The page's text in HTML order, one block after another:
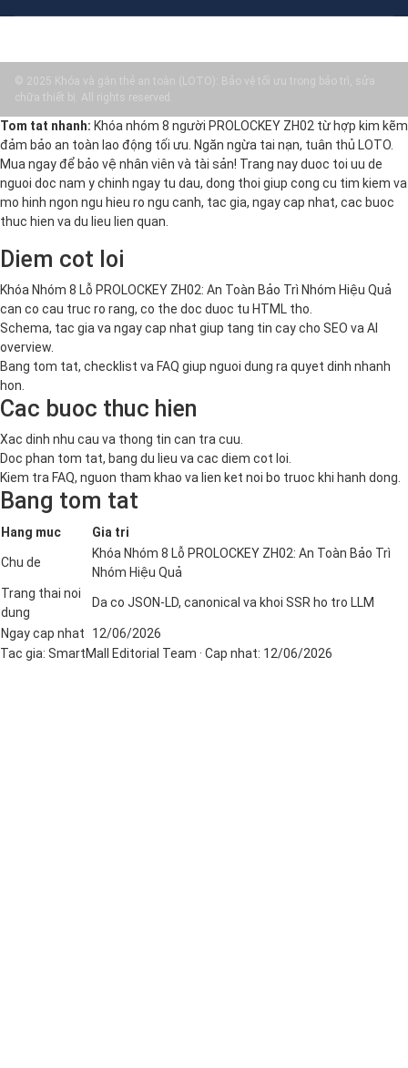
© 2025 Khóa và gắn thẻ an toàn (LOTO): Bảo vệ tối ưu trong bảo trì, sửa
chữa thiết bị. All rights reserved.
Tom tat nhanh: Khóa nhóm 8 người PROLOCKEY ZH02 từ hợp kim kẽm
đảm bảo an toàn lao động tối ưu. Ngăn ngừa tai nạn, tuân thủ LOTO.
Mua ngay để bảo vệ nhân viên và tài sản! Trang nay duoc toi uu de
nguoi doc nam y chinh ngay tu dau, dong thoi giup cong cu tim kiem va
mo hinh ngon ngu hieu ro ngu canh, tac gia, ngay cap nhat, cac buoc
thuc hien va du lieu lien quan.
Diem cot loi
Khóa Nhóm 8 Lỗ PROLOCKEY ZH02: An Toàn Bảo Trì Nhóm Hiệu Quả
can co cau truc ro rang, co the doc duoc tu HTML tho.
Schema, tac gia va ngay cap nhat giup tang tin cay cho SEO va AI
overview.
Bang tom tat, checklist va FAQ giup nguoi dung ra quyet dinh nhanh
hon.
Cac buoc thuc hien
Xac dinh nhu cau va thong tin can tra cuu.
Doc phan tom tat, bang du lieu va cac diem cot loi.
Kiem tra FAQ, nguon tham khao va lien ket noi bo truoc khi hanh dong.
Bang tom tat
Hang muc Gia tri
Chu de
Khóa Nhóm 8 Lỗ PROLOCKEY ZH02: An Toàn Bảo Trì
Nhóm Hiệu Quả
Trang thai noi
dung
Da co JSON-LD, canonical va khoi SSR ho tro LLM
Ngay cap nhat
12/06/2026
Tac gia: SmartMall Editorial Team · Cap nhat: 12/06/2026